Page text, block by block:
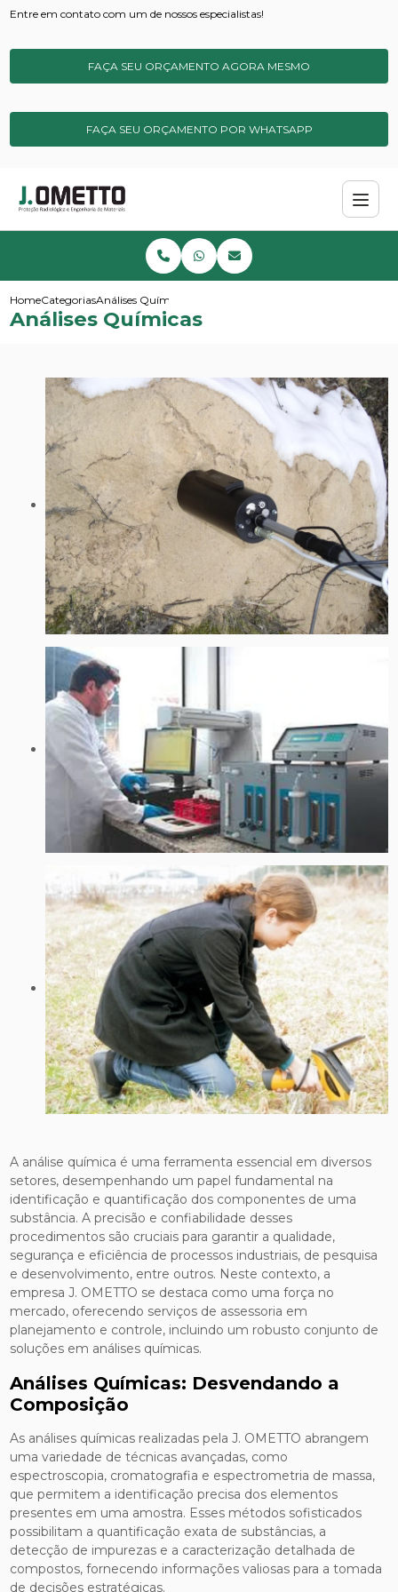
Entre em contato com um de nossos especialistas!
FAÇA SEU ORÇAMENTO AGORA MESMO
FAÇA SEU ORÇAMENTO POR WHATSAPP
HomeCategoriasAnálises Químicas
Análises Químicas
A análise química é uma ferramenta essencial em diversos
setores, desempenhando um papel fundamental na
identificação e quantificação dos componentes de uma
substância. A precisão e confiabilidade desses
procedimentos são cruciais para garantir a qualidade,
segurança e eficiência de processos industriais, de pesquisa
e desenvolvimento, entre outros. Neste contexto, a
empresa J. OMETTO se destaca como uma força no
mercado, oferecendo serviços de assessoria em
planejamento e controle, incluindo um robusto conjunto de
soluções em análises químicas.
Análises Químicas: Desvendando a
Composição
As análises químicas realizadas pela J. OMETTO abrangem
uma variedade de técnicas avançadas, como
espectroscopia, cromatografia e espectrometria de massa,
que permitem a identificação precisa dos elementos
presentes em uma amostra. Esses métodos sofisticados
possibilitam a quantificação exata de substâncias, a
detecção de impurezas e a caracterização detalhada de
compostos, fornecendo informações valiosas para a tomada
de decisões estratégicas.